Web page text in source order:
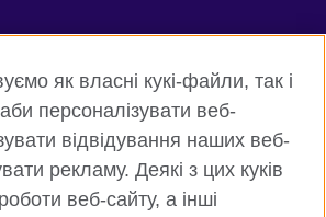
Twitter
Flickr
YouTube
як власні кукі-файли, так і
персоналізувати веб-
відвідування наших веб-
рекламу. Деякі з цих куків
веб-сайту, а інші